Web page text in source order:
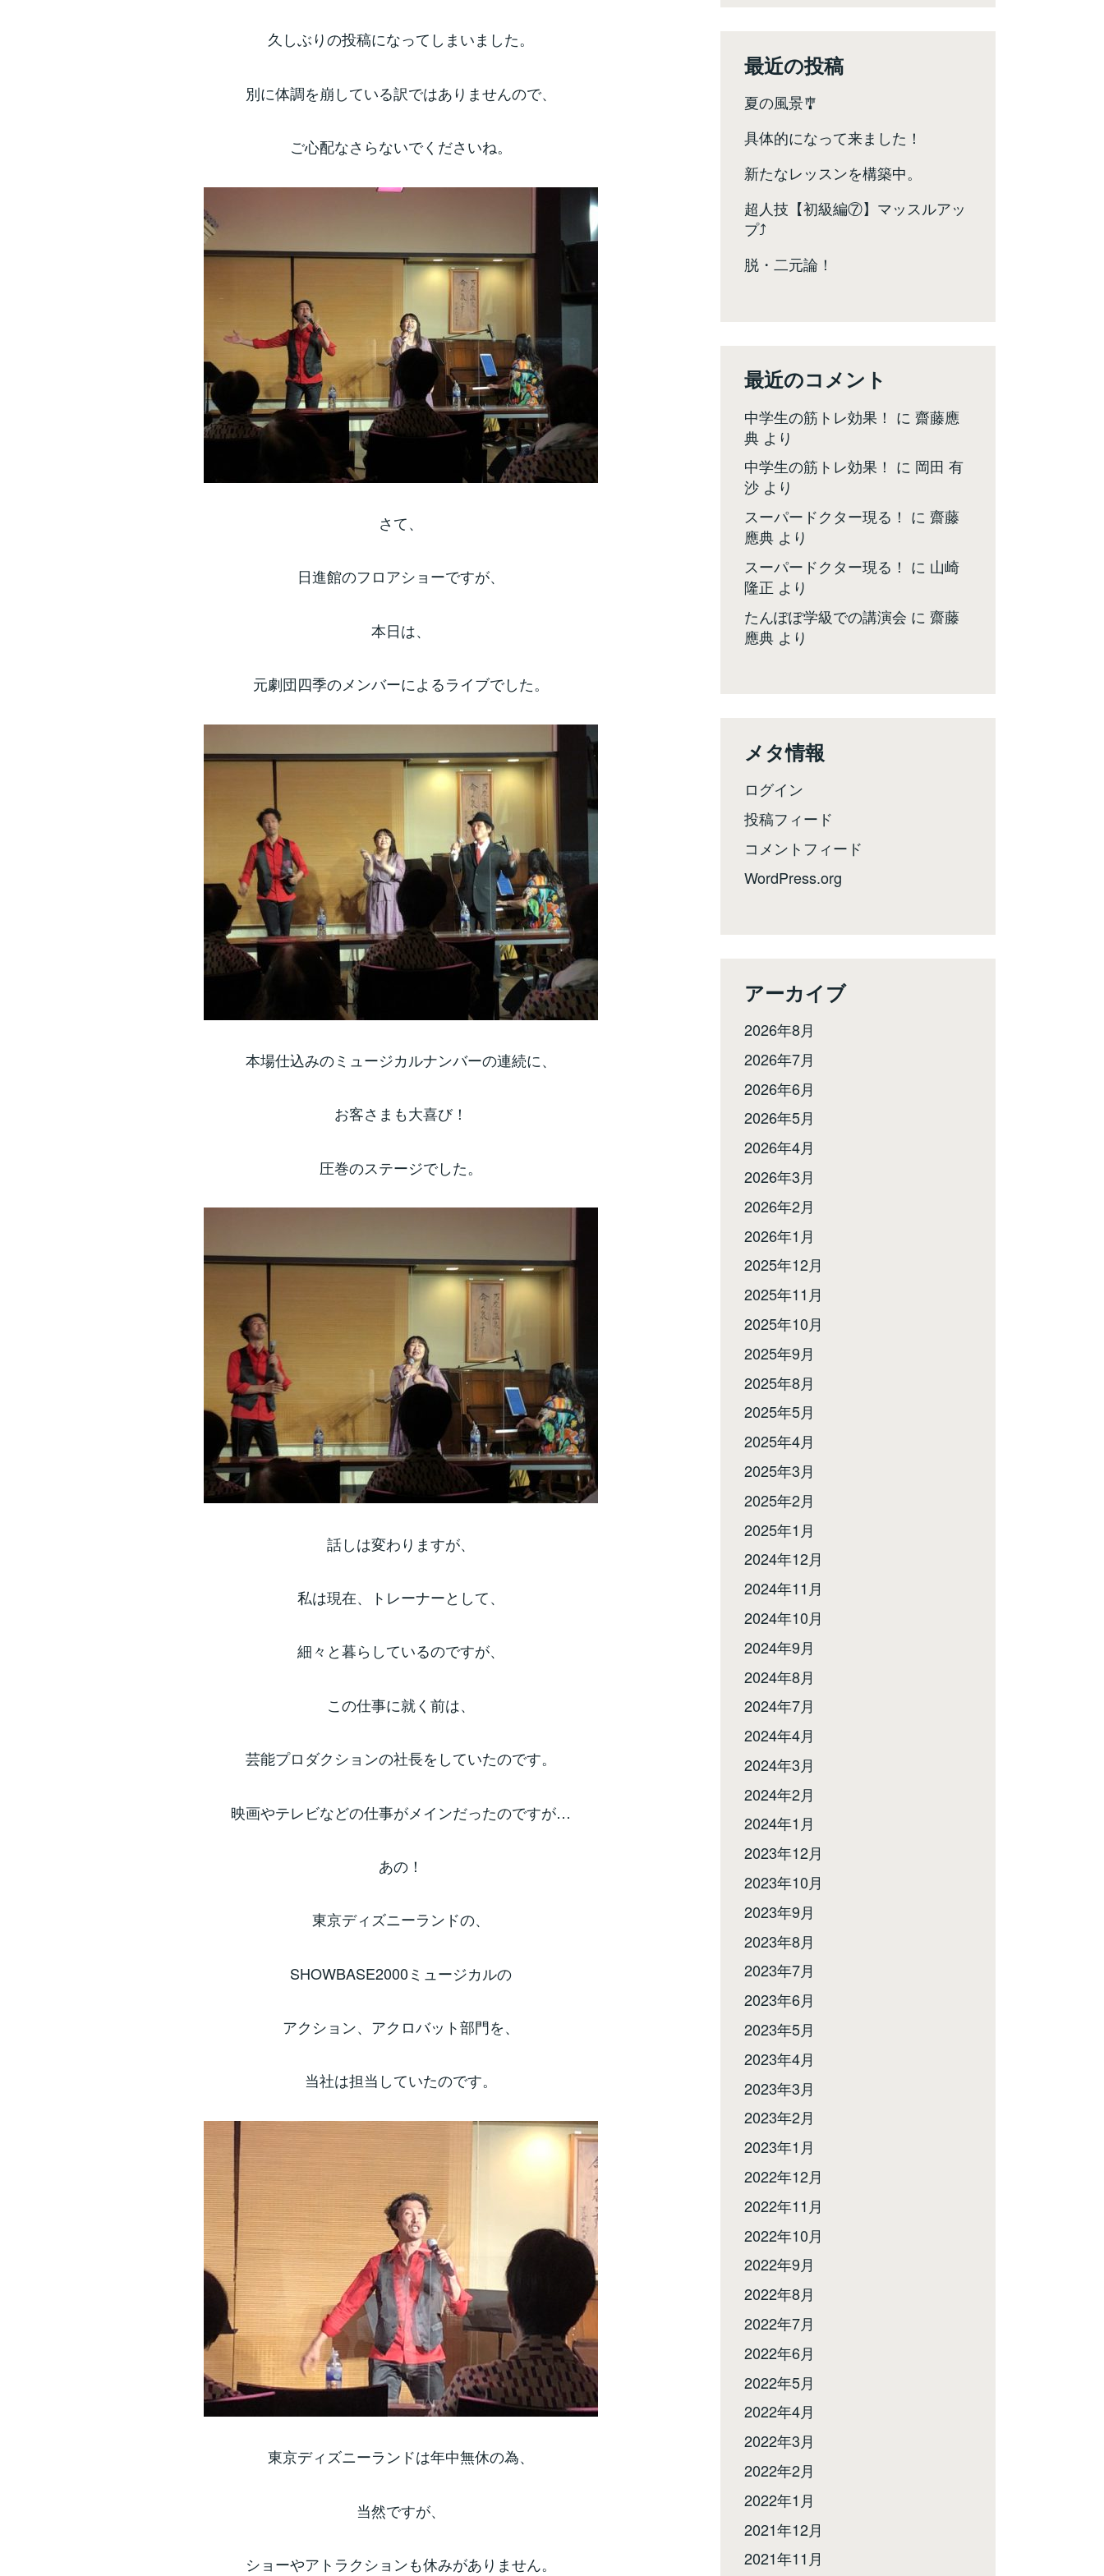
久しぶりの投稿になってしまいました。
別に体調を崩している訳ではありませんので、
ご心配なさらないでくださいね。
さて、
日進館のフロアショーですが、
本日は、
元劇団四季のメンバーによるライブでした。
本場仕込みのミュージカルナンバーの連続に、
お客さまも大喜び！
圧巻のステージでした。
話しは変わりますが、
私は現在、トレーナーとして、
細々と暮らしているのですが、
この仕事に就く前は、
芸能プロダクションの社長をしていたのです。
映画やテレビなどの仕事がメインだったのですが…
あの！
東京ディズニーランドの、
SHOWBASE2000ミュージカルの
アクション、アクロバット部門を、
当社は担当していたのです。
東京ディズニーランドは年中無休の為、
当然ですが、
ショーやアトラクションも休みがありません。
最近の投稿
夏の風景🎐
具体的になって来ました！
新たなレッスンを構築中。
超人技【初級編⑦】マッスルアッ
プ⤴️
脱・二元論！
最近のコメント
中学生の筋トレ効果！ に 齋藤應
典 より
中学生の筋トレ効果！ に 岡田 有
沙 より
スーパードクター現る！ に 齋藤
應典 より
スーパードクター現る！ に 山崎
隆正 より
たんぽぽ学級での講演会 に 齋藤
應典 より
メタ情報
ログイン
投稿フィード
コメントフィード
WordPress.org
アーカイブ
2026年8月
2026年7月
2026年6月
2026年5月
2026年4月
2026年3月
2026年2月
2026年1月
2025年12月
2025年11月
2025年10月
2025年9月
2025年8月
2025年5月
2025年4月
2025年3月
2025年2月
2025年1月
2024年12月
2024年11月
2024年10月
2024年9月
2024年8月
2024年7月
2024年4月
2024年3月
2024年2月
2024年1月
2023年12月
2023年10月
2023年9月
2023年8月
2023年7月
2023年6月
2023年5月
2023年4月
2023年3月
2023年2月
2023年1月
2022年12月
2022年11月
2022年10月
2022年9月
2022年8月
2022年7月
2022年6月
2022年5月
2022年4月
2022年3月
2022年2月
2022年1月
2021年12月
2021年11月